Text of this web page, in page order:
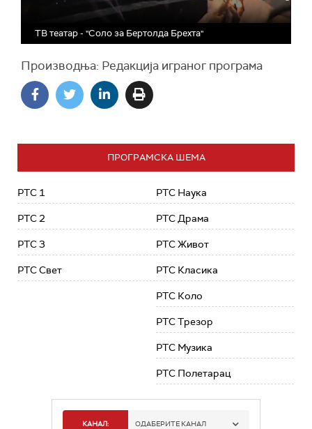
ТВ театар - "Соло за Бертолда Брехта"
Производња: Редакција играног програма
ПРОГРАМСКА ШЕМА
РТС 1
РТС 2
РТС 3
РТС Свет
РТС Наука
РТС Драма
РТС Живот
РТС Класика
РТС Коло
РТС Трезор
РТС Музика
РТС Полетарац
КАНАЛ: ОДАБЕРИТЕ КАНАЛ